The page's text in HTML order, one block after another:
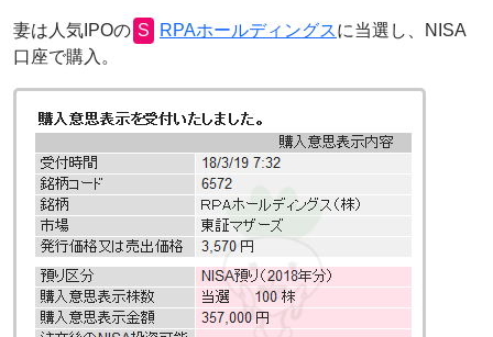
妻は人気IPOの RPAホールディングスに当選し、NISA
口座で購入。